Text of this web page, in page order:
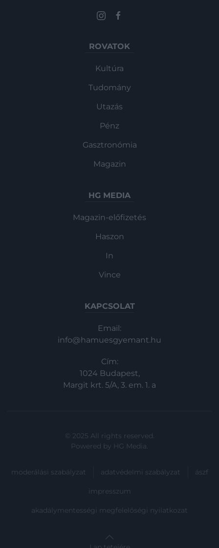
ROVATOK
Kultúra
Tudomány
Utazás
Pénz
Gasztronómia
Magazin
HG MEDIA
Magazin-előfizetés
Haszon
In
Vince
KAPCSOLAT
Email:
info@hamuesgyemant.hu
Cím:
1024 Budapest,
Margit krt. 5/A, 3. em. 1. a
© 2025 All rights reserved.
Powered by HG Media.
moderálási szabályzat adatvédelmi szabályzat ászf
impresszum
akadálymentességi megfelelőségi nyilatkozat